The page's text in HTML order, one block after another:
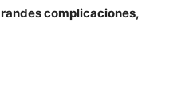
complicaciones,